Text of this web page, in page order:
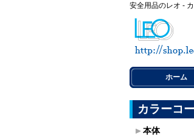
安全用品のレオ -
ホーム
カラーコ
本体